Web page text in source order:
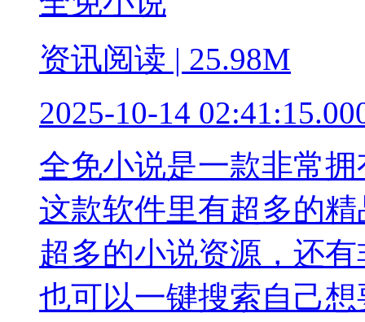
资讯阅读 | 25.98M
2025-10-14
全免小说是一款非常
这款软件里有超多的
超多的小说资源，还
也可以一键搜索自己